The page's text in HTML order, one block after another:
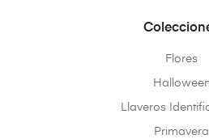
Flores
Llaveros
Primavera